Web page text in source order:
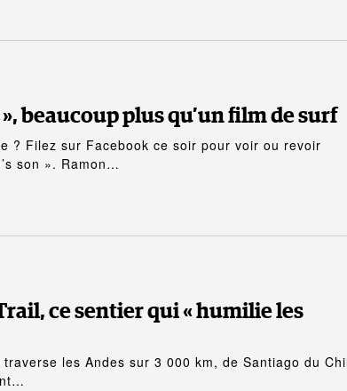
beaucoup plus qu’un film de surf
? Filez sur Facebook ce soir pour voir ou revoir
son ». Ramon…
ce sentier qui « humilie les
les Andes sur 3 000 km, de Santiago du